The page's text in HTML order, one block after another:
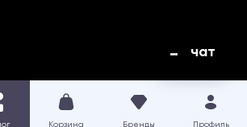
Корзина Бренды Профиль
чат